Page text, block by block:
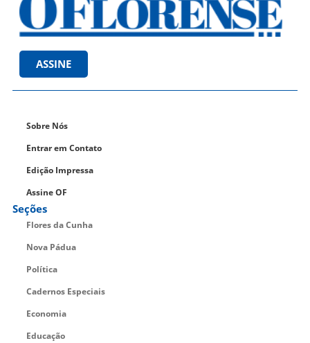
ASSINE
Sobre Nós
Entrar em Contato
Edição Impressa
Assine OF
Seções
Flores da Cunha
Nova Pádua
Política
Cadernos Especiais
Economia
Educação